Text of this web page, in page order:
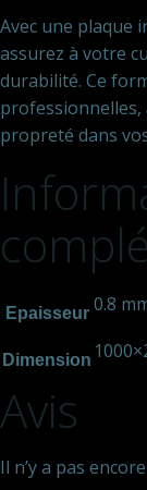
Avec une plaque
assurez à votre
durabilité. Ce
propreté dans
Epaisseur 0.8
Dimension
Avis
Il n’y a pas encore